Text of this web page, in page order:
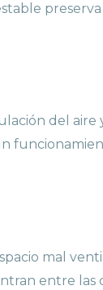
del
mal
entre las